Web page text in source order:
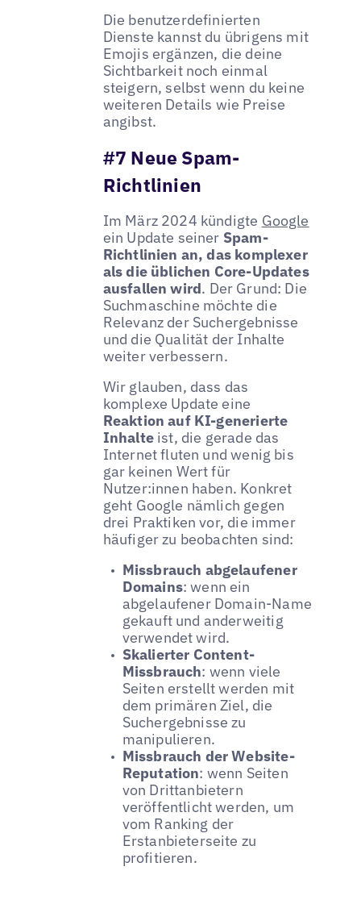
Die benutzerdefinierten
Dienste kannst du übrigens mit
Emojis ergänzen, die deine
Sichtbarkeit noch einmal
steigern, selbst wenn du keine
weiteren Details wie Preise
angibst.
#7 Neue Spam-
Richtlinien
Im März 2024 kündigte Google
ein Update seiner Spam-
Richtlinien an, das komplexer
als die üblichen Core-Updates
ausfallen wird. Der Grund: Die
Suchmaschine möchte die
Relevanz der Suchergebnisse
und die Qualität der Inhalte
weiter verbessern.
Wir glauben, dass das
komplexe Update eine
Reaktion auf KI-generierte
Inhalteist, die gerade das
Internet fluten und wenig bis
gar keinen Wert für
Nutzer:innen haben. Konkret
geht Google nämlich gegen
drei Praktiken vor, die immer
häufiger zu beobachten sind:
Missbrauch abgelaufener
Domains: wenn ein
abgelaufener Domain-Name
gekauft und anderweitig
verwendet wird.
Skalierter Content-
Missbrauch: wenn viele
Seiten erstellt werden mit
dem primären Ziel, die
Suchergebnisse zu
manipulieren.
Missbrauch der Website-
Reputation: wenn Seiten
von Drittanbietern
veröffentlicht werden, um
vom Ranking der
Erstanbieterseite zu
profitieren.